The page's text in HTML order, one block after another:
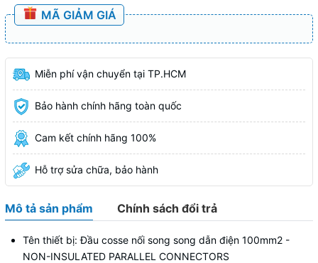
MÃ GIẢM GIÁ
Miễn phí vận chuyển tại TP.HCM
Bảo hành chính hãng toàn quốc
Cam kết chính hãng 100%
Hỗ trợ sửa chữa, bảo hành
Mô tả sản phẩm Chính sách đổi trả
Tên thiết bị: Đầu cosse nối song song dẫn điện 100mm2 -
NON-INSULATED PARALLEL CONNECTORS